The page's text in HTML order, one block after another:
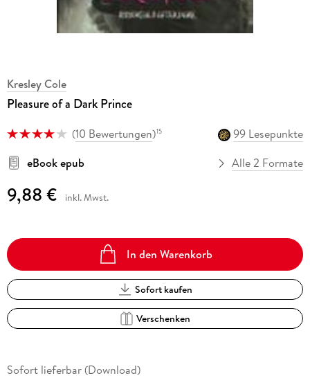
Kresley Cole
Pleasure of a Dark Prince
(10 Bewertungen)15
99 Lesepunkte
eBook epub
Alle 2 Formate
9,88 € inkl. Mwst.
In den Warenkorb
Sofort kaufen
Verschenken
Sofort lieferbar (Download)